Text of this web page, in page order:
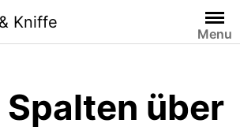
Kniffe
Menu
Spalten über